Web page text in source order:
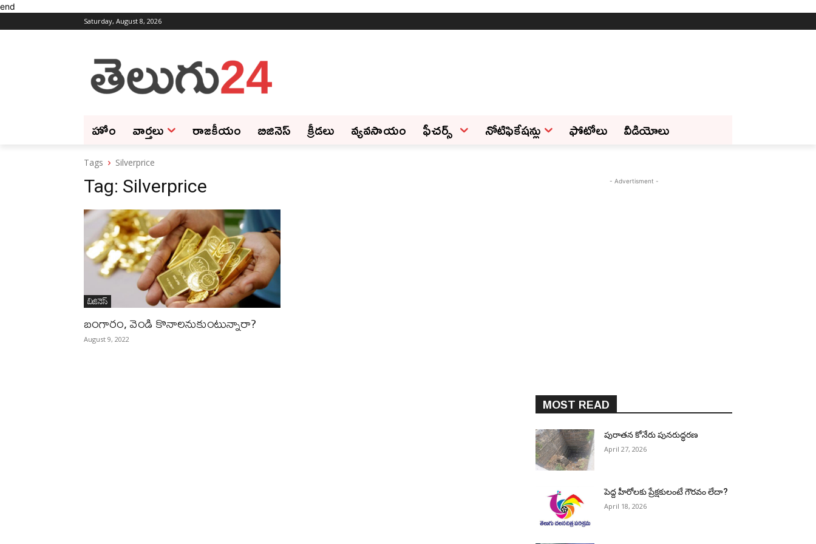
end
Saturday, August 8, 2026
హోం వార్తలు రాజకీయం బిజినెస్‌ క్రీడలు వ్యవసాయం ఫీచ‌ర్స్ ‌ నోటిఫికేషన్లు ఫోటోలు వీడియోలు
Tags Silverprice
Tag: Silverprice
బిజినెస్‌
బంగారం, వెండి కొనాలనుకుంటున్నారా?
August 9, 2022
- Advertisment -
MOST READ
పురాత‌న కోనేరు పున‌రుద్ధ‌ర‌ణ
April 27, 2026
పెద్ద హీరోల‌కు ప్రేక్ష‌కులంటే గౌర‌వం లేదా?
April 18, 2026